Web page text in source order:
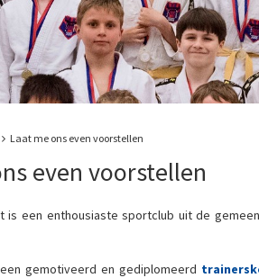
Laat me ons even voorstellen
even voorstellen
is een enthousiaste sportclub uit de
gemotiveerd en gediplomeerd